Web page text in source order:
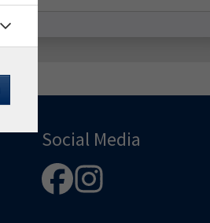
Social Media